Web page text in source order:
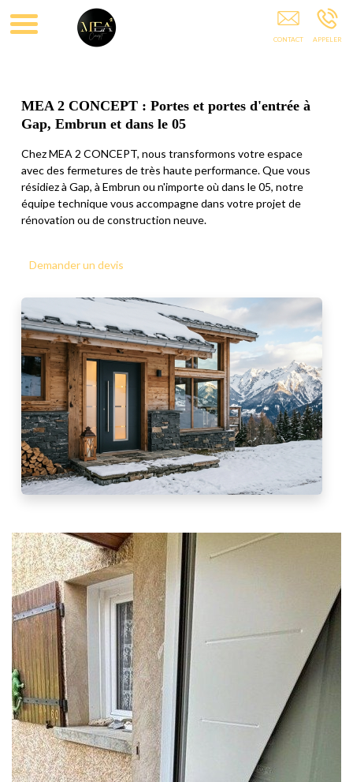
MEA 2 CONCEPT : Portes et portes d'entrée à
Gap, Embrun et dans le 05
Chez MEA 2 CONCEPT, nous transformons votre espace
avec des fermetures de très haute performance. Que vous
résidiez à Gap, à Embrun ou n'importe où dans le 05, notre
équipe technique vous accompagne dans votre projet de
rénovation ou de construction neuve.
Demander un devis